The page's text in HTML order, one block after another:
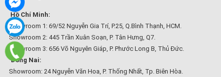
Hồ Chí Minh:
Showroom 1: 69/52 Nguyễn Gia Trí, P.25, Q.Bình Thạnh, HCM.
Showroom 2: 445 Trần Xuân Soạn, P. Tân Hưng, Q7.
Showroom 3: 656 Võ Nguyên Giáp, P. Phước Long B, Thủ Đức.
Đồng Nai:
Showroom: 24 Nguyễn Văn Hoa, P. Thống Nhất, Tp. Biên Hòa.